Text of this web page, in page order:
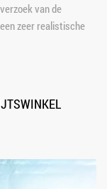
van de
zeer realistische